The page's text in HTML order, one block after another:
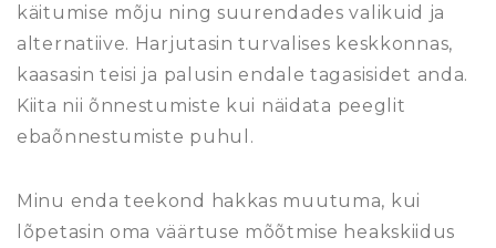
käitumise mõju ning suurendades valikuid ja
alternatiive. Harjutasin turvalises keskkonnas,
kaasasin teisi ja palusin endale tagasisidet anda.
Kiita nii õnnestumiste kui näidata peeglit
ebaõnnestumiste puhul.
Minu enda teekond hakkas muutuma, kui
lõpetasin oma väärtuse mõõtmise heakskiidus